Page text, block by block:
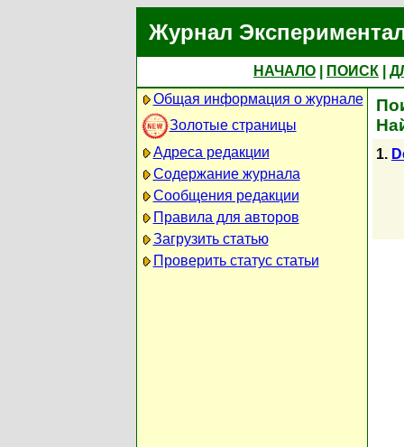
Журнал
НАЧАЛО ПОИСК
Общая информация о журнале
Золотые страницы
Адреса редакции
Содержание журнала
Сообщения редакции
Правила для авторов
Загрузить статью
Проверить статус статьи
1.